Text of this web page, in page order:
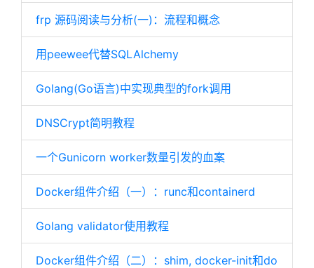
frp 源码阅读与分析(一)：流程和概念
用peewee代替SQLAlchemy
Golang(Go语言)中实现典型的fork调用
DNSCrypt简明教程
一个Gunicorn worker数量引发的血案
Docker组件介绍（一）：runc和containerd
Golang validator使用教程
Docker组件介绍（二）：shim, docker-init和do